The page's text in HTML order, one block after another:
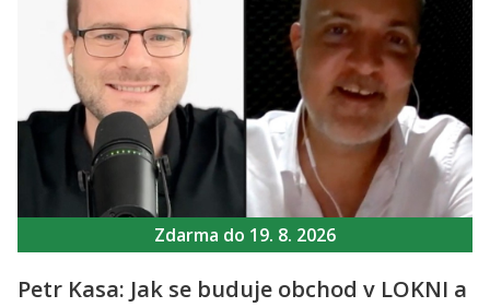
Zdarma do 19. 8. 2026
Petr Kasa: Jak se buduje obchod v LOKNI a